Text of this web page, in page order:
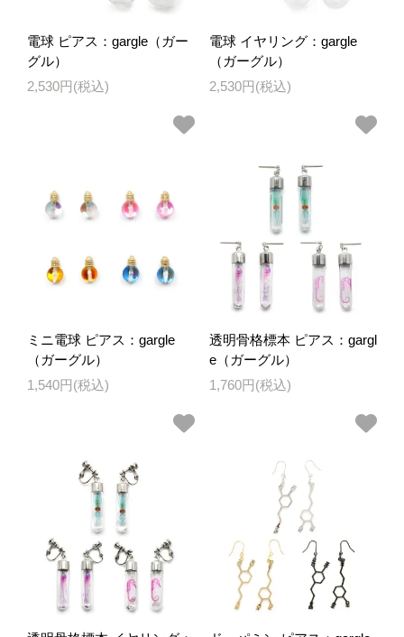
電球 ピアス：gargle（ガー
グル）
2,530円(税込)
電球 イヤリング：gargle
（ガーグル）
2,530円(税込)
ミニ電球 ピアス：gargle
（ガーグル）
1,540円(税込)
透明骨格標本 ピアス：gargl
e（ガーグル）
1,760円(税込)